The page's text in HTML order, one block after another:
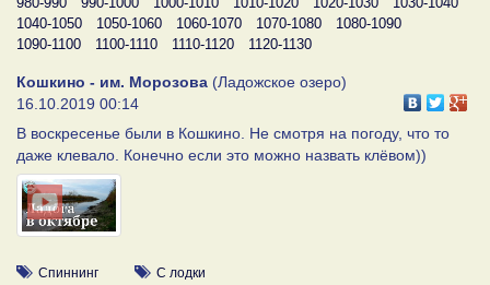
1040-1050
1050-1060 1060-1070 1070-1080
1080-1090
1090-1100
1100-1110 1110-1120 1120-1130
Кошкино - им. Морозова (Ладожское озеро)
16.10.2019 00:14
В воскресенье были в Кошкино. Не смотря на погоду, что то
даже клевало. Конечно если это можно назвать клёвом))
Спиннинг С лодки